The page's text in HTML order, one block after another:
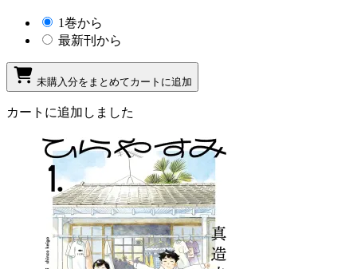
1巻から
最新刊から
未購入分をまとめてカートに追加
カートに追加しました